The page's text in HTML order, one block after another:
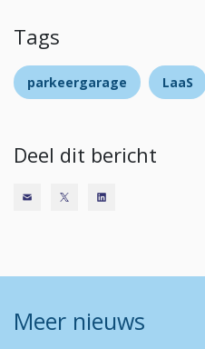
Tags
parkeergarage LaaS
Deel dit bericht
Meer nieuws